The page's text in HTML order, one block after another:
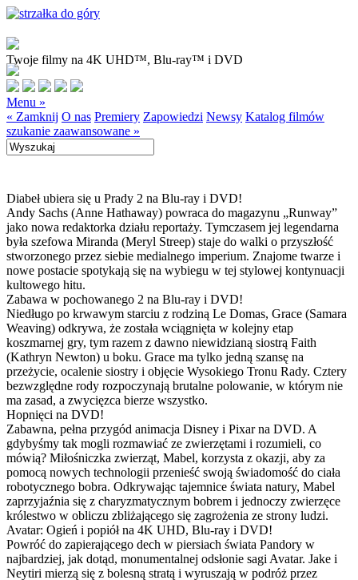
Twoje filmy na 4K UHD™, Blu-ray™ i DVD
Menu »
« Zamknij O nas Premiery Zapowiedzi Newsy Katalog filmów
szukanie zaawansowane »
Diabeł ubiera się u Prady 2 na Blu-ray i DVD!
Andy Sachs (Anne Hathaway) powraca do magazynu „Runway”
jako nowa redaktorka działu reportaży. Tymczasem jej legendarna
była szefowa Miranda (Meryl Streep) staje do walki o przyszłość
stworzonego przez siebie medialnego imperium. Znajome twarze i
nowe postacie spotykają się na wybiegu w tej stylowej kontynuacji
kultowego hitu.
Zabawa w pochowanego 2 na Blu-ray i DVD!
Niedługo po krwawym starciu z rodziną Le Domas, Grace (Samara
Weaving) odkrywa, że została wciągnięta w kolejny etap
koszmarnej gry, tym razem z dawno niewidzianą siostrą Faith
(Kathryn Newton) u boku. Grace ma tylko jedną szansę na
przeżycie, ocalenie siostry i objęcie Wysokiego Tronu Rady. Cztery
bezwzględne rody rozpoczynają brutalne polowanie, w którym nie
ma zasad, a zwycięzca bierze wszystko.
Hopnięci na DVD!
Zabawna, pełna przygód animacja Disney i Pixar na DVD. A
gdybyśmy tak mogli rozmawiać ze zwierzętami i rozumieli, co
mówią? Miłośniczka zwierząt, Mabel, korzysta z okazji, aby za
pomocą nowych technologii przenieść swoją świadomość do ciała
robotycznego bobra. Odkrywając tajemnice świata natury, Mabel
zaprzyjaźnia się z charyzmatycznym bobrem i jednoczy zwierzęce
królestwo w obliczu zbliżającego się zagrożenia ze strony ludzi.
Avatar: Ogień i popiół na 4K UHD, Blu-ray i DVD!
Powróć do zapierającego dech w piersiach świata Pandory w
najbardziej, jak dotąd, monumentalnej odsłonie sagi Avatar. Jake i
Neytiri mierzą się z bolesną stratą i wyruszają w podróż przez